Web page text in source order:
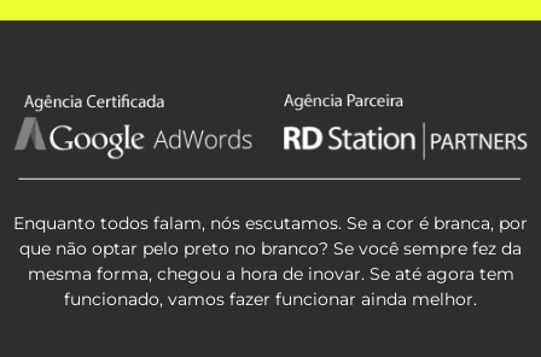
Enquanto todos falam, nós escutamos. Se a cor é branca, por
que não optar pelo preto no branco? Se você sempre fez da
mesma forma, chegou a hora de inovar. Se até agora tem
funcionado, vamos fazer funcionar ainda melhor.